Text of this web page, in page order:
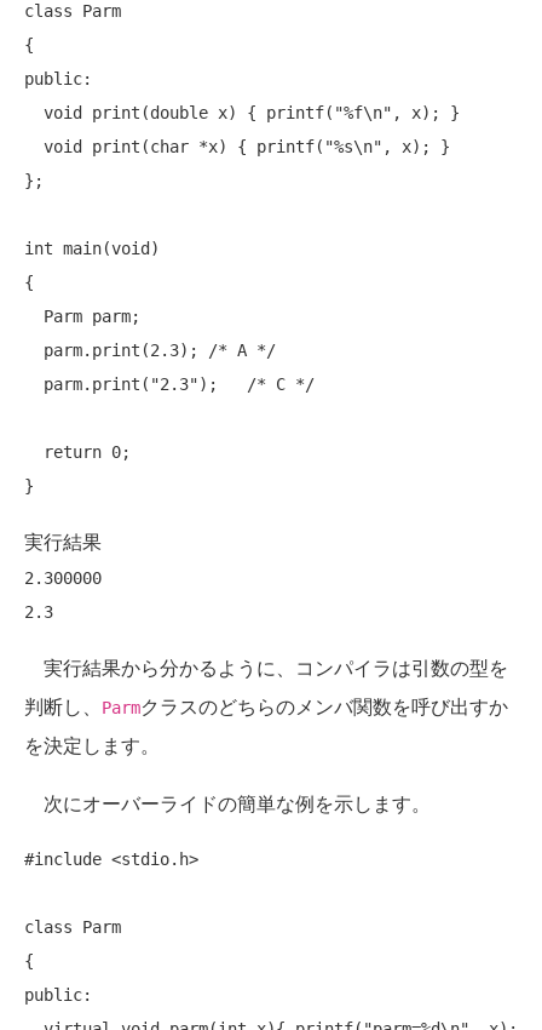
class Parm
public:
void
print(double x) { printf( "%f\n" , x); }
void
print(char *x) { printf( "%s\n" , x); }
};
int main(void )
{
  parm.print(2.3);
/* A */
  parm.print(
"2.3"); /* C */
return 0;
実行結果
2.300000
実行結果から分かるように、コンパイラは引数の型を
判断し、
Parmクラスのどちらのメンバ関数を呼び出すか
を決定します。
次にオーバーライドの簡単な例を示します。
#include <stdio.h>
class Parm
public: